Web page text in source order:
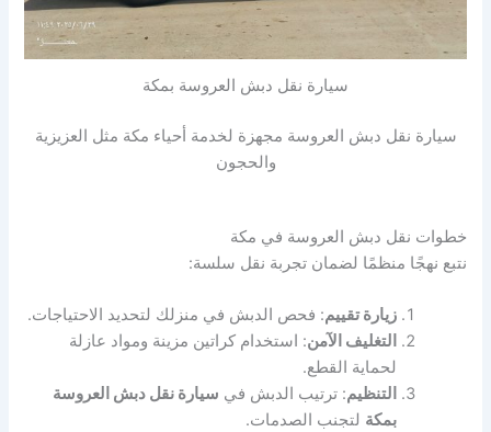
سيارة نقل دبش العروسة بمكة
سيارة نقل دبش العروسة مجهزة لخدمة أحياء مكة مثل العزيزية
والحجون
خطوات نقل دبش العروسة في مكة
نتبع نهجًا منظمًا لضمان تجربة نقل سلسة:
زيارة تقييم: فحص الدبش في منزلك لتحديد الاحتياجات.
التغليف الآمن: استخدام كراتين مزينة ومواد عازلة
لحماية القطع.
التنظيم: ترتيب الدبش في سيارة نقل دبش العروسة
بمكة لتجنب الصدمات.